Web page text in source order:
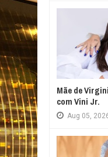
Mãe de
com Vini Jr.
Aug 05,